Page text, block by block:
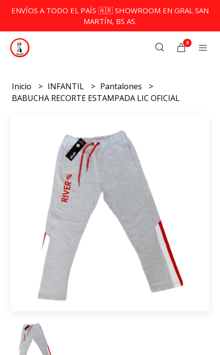
ENVÍOS A TODO EL PAÍS 🇦🇷 SHOWROOM EN GRAL SAN
MARTÍN, BS AS.
0
Inicio INFANTIL
Pantalones
BABUCHA RECORTE ESTAMPADA LIC OFICIAL